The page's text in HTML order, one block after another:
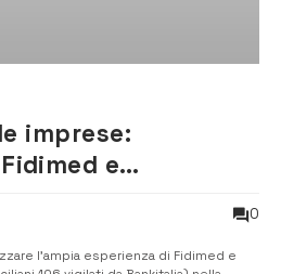
imprese:
e
0
l’ampia esperienza di Fidimed e